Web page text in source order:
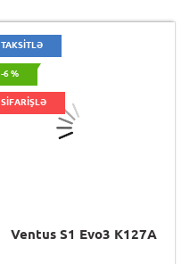
TAKSİTLƏ
-6 %
SİFARİŞLƏ
Ventus S1 Evo3 K127A